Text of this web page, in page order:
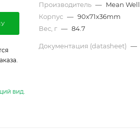
Производитель — Mean Well
Корпус — 90x71x36mm
Вес, г — 84.7
Документация (datasheet) —
вид.